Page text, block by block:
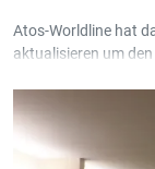
Atos-Worldline hat
aktualisieren um
Kode bestätigt
oder MasterCard.